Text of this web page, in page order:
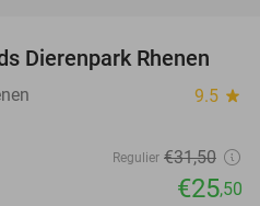
19%
Dierenpark Rhenen
9.5 star
Regulier €31,50
€25,50